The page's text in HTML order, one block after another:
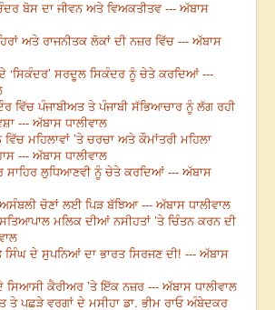
ਬੋਸ ਦਾ ਜੀਵਨ ਅਤੇ ਵਿਅਕਤੀਤਵ --- ਅੱਬਾਸ
ਅਤੇ ਰਾਜਨੀਤਕ ਲੋਕਾਂ ਦੀ ਨਜ਼ਰ ਵਿੱਚ --- ਅੱਬਾਸ
‘ਸਿਕੰਦਰ’ ਸਰਦੂਲ ਸਿਕੰਦਰ ਨੂੰ ਚੇਤੇ ਕਰਦਿਆਂ ---
ਵਿੱਚ ਪੰਜਾਬੀਅਤ ਤੇ ਪੰਜਾਬੀ ਸੱਭਿਆਚਾਰ ਨੂੰ ਲੱਗ ਰਹੀ
--- ਅੱਬਾਸ ਧਾਲੀਵਾਲ
ਵਿੱਚ ਮਹਿਲਾਵਾਂ ’ਤੇ ਚਰਚਾ ਅਤੇ ਕੌਮਾਂਤਰੀ ਮਹਿਲਾ
--- ਅੱਬਾਸ ਧਾਲੀਵਾਲ
ਸਾਹਿਰ ਲੁਧਿਆਣਵੀ ਨੂੰ ਚੇਤੇ ਕਰਦਿਆਂ --- ਅੱਬਾਸ
ਅਸੰਬਲੀ ਚੋਣਾਂ ਲਈ ਪਿੜ ਬੱਝਿਆ --- ਅੱਬਾਸ ਧਾਲੀਵਾਲ
ਮਲਿਕ ਦੀਆਂ ਨਸੀਹਤਾਂ ’ਤੇ ਚਿੰਤਨ ਕਰਨ ਦੀ
ਦੇ ਸੁਪਨਿਆਂ ਦਾ ਭਾਰਤ ਸਿਰਜਣ ਦੀ! --- ਅੱਬਾਸ
ਸਿਆਸੀ ਕੈਰੀਅਰ ’ਤੇ ਇੱਕ ਨਜ਼ਰ --- ਅੱਬਾਸ ਧਾਲੀਵਾਲ
ਤੇ ਪਛੜੇ ਵਰਗਾਂ ਦੇ ਮਸੀਹਾ ਡਾ. ਭੀਮ ਰਾਓ ਅੰਬੇਦਕਰ